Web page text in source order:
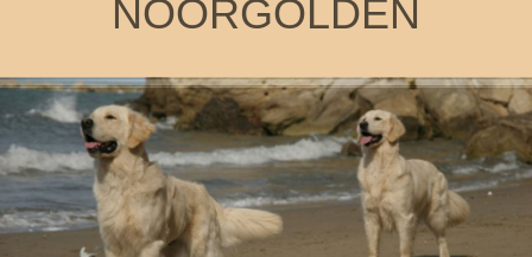
NOORGOLDEN